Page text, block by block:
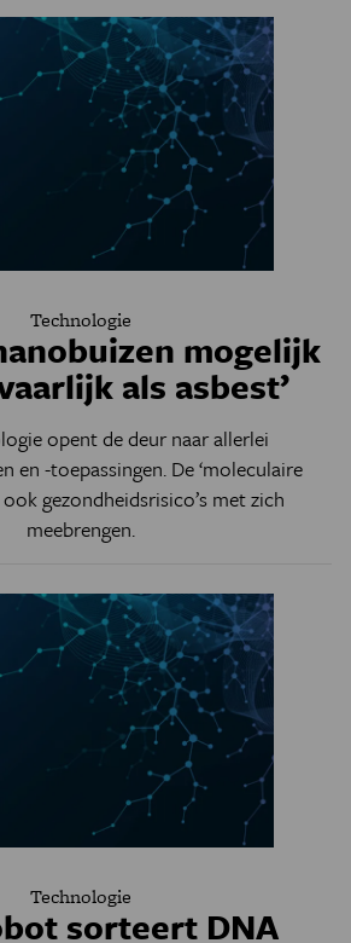
Technologie
mogelijk
als asbest’
opent de deur naar allerlei
en -toepassingen. De ‘moleculaire
ook gezondheidsrisico’s met zich
meebrengen.
Technologie
sorteert DNA